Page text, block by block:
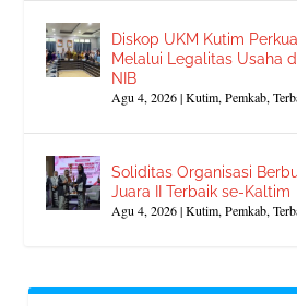
Diskop UKM Kutim
Melalui Legalitas Usaha
NIB
Agu 4, 2026|Kutim,Pemkab,
Soliditas Organisasi
Juara II Terbaik se-Kaltim
Agu 4, 2026|Kutim,Pemkab,